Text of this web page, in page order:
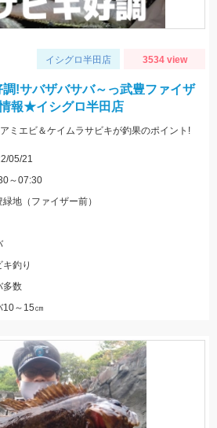
イシグロ半田店 3534 view
!サバザバサバ～っ武豊ファイザ
報★イシグロ半田店
ミエビ＆ケイムラサビキが釣果のポイント!
05/21
～07:30
緑地（ファイザー前）
キ釣り
多数
10～15㎝